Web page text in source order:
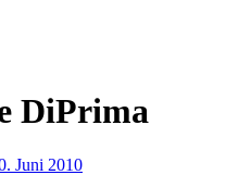
DiPrima
Juni 2010